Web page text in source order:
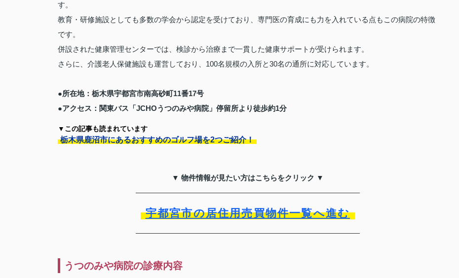
す。
教育・研修施設としても多数の学会から認定を受けており、専門医の育成にも力を入れている点もこの病院の特徴
です。
併設された健康管理センターでは、検診から治療まで一貫した健康サポートが受けられます。
さらに、介護老人保健施設も運営しており、100名規模の入所と30名の通所に対応しています。
●所在地：栃木県宇都宮市南高砂町11番17号
●アクセス：関東バス「JCHOうつのみや病院」停留所より徒歩約1分
▼この記事も読まれています
栃木県鹿沼市にあるおすすめのゴルフ場を2つご紹介！
▼ 物件情報が見たい方はこちらをクリック ▼
宇都宮市の居住用売買物件一覧へ進む
うつのみや病院の診療内容